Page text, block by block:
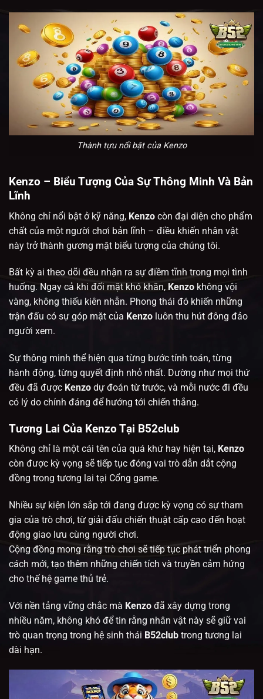
Thành tựu nổi bật của Kenzo
Kenzo – Biểu Tượng Của Sự Thông Minh Và Bản
Lĩnh
Không chỉ nổi bật ở kỹ năng, Kenzo còn đại diện cho phẩm
chất của một người chơi bản lĩnh – điều khiến nhân vật
này trở thành gương mặt biểu tượng của chúng tôi.
Bất kỳ ai theo dõi đều nhận ra sự điềm tĩnh trong mọi tình
huống. Ngay cả khi đối mặt khó khăn, Kenzo không vội
vàng, không thiếu kiên nhẫn. Phong thái đó khiến những
trận đấu có sự góp mặt của Kenzo luôn thu hút đông đảo
người xem.
Sự thông minh thể hiện qua từng bước tính toán, từng
hành động, từng quyết định nhỏ nhất. Dường như mọi thứ
đều đã được Kenzo dự đoán từ trước, và mỗi nước đi đều
có lý do chính đáng để hướng tới chiến thắng.
Tương Lai Của Kenzo Tại B52club
Không chỉ là một cái tên của quá khứ hay hiện tại, Kenzo
còn được kỳ vọng sẽ tiếp tục đóng vai trò dẫn dắt cộng
đồng trong tương lai tại Cổng game.
Nhiều sự kiện lớn sắp tới đang được kỳ vọng có sự tham
gia của trò chơi, từ giải đấu chiến thuật cấp cao đến hoạt
động giao lưu cùng người chơi.
Cộng đồng mong rằng trò chơi sẽ tiếp tục phát triển phong
cách mới, tạo thêm những chiến tích và truyền cảm hứng
cho thế hệ game thủ trẻ.
Với nền tảng vững chắc mà Kenzo đã xây dựng trong
nhiều năm, không khó để tin rằng nhân vật này sẽ giữ vai
trò quan trọng trong hệ sinh thái B52club trong tương lai
dài hạn.